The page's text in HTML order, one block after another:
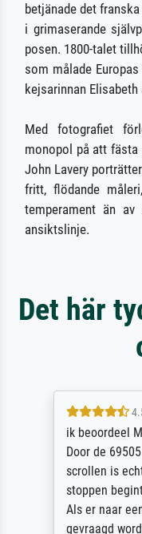
betjänade det
i grimaserande
posen. 1800-talet
som målade
kejsarinnan Elisabeth
Med fotografiet
monopol på att fästa
John Lavery
fritt, flödande
temperament än av
ansiktslinje.
Det här
ik beoordeel
Door de
scrollen is
stoppen
Als er naar
gevraagd